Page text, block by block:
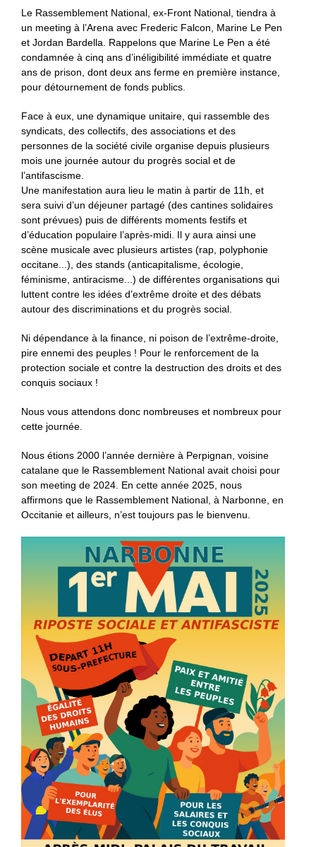
Le Rassemblement National, ex-Front National, tiendra à
un meeting à l’Arena avec Frederic Falcon, Marine Le Pen
et Jordan Bardella. Rappelons que Marine Le Pen a été
condamnée à cinq ans d’inéligibilité immédiate et quatre
ans de prison, dont deux ans ferme en première instance,
pour détournement de fonds publics.
Face à eux, une dynamique unitaire, qui rassemble des
syndicats, des collectifs, des associations et des
personnes de la société civile organise depuis plusieurs
mois une journée autour du progrès social et de
l’antifascisme.
Une manifestation aura lieu le matin à partir de 11h, et
sera suivi d’un déjeuner partagé (des cantines solidaires
sont prévues) puis de différents moments festifs et
d’éducation populaire l’après-midi. Il y aura ainsi une
scène musicale avec plusieurs artistes (rap, polyphonie
occitane...), des stands (anticapitalisme, écologie,
féminisme, antiracisme...) de différentes organisations qui
luttent contre les idées d’extrême droite et des débats
autour des discriminations et du progrès social.
Ni dépendance à la finance, ni poison de l’extrême-droite,
pire ennemi des peuples ! Pour le renforcement de la
protection sociale et contre la destruction des droits et des
conquis sociaux !
Nous vous attendons donc nombreuses et nombreux pour
cette journée.
Nous étions 2000 l’année dernière à Perpignan, voisine
catalane que le Rassemblement National avait choisi pour
son meeting de 2024. En cette année 2025, nous
affirmons que le Rassemblement National, à Narbonne, en
Occitanie et ailleurs, n’est toujours pas le bienvenu.